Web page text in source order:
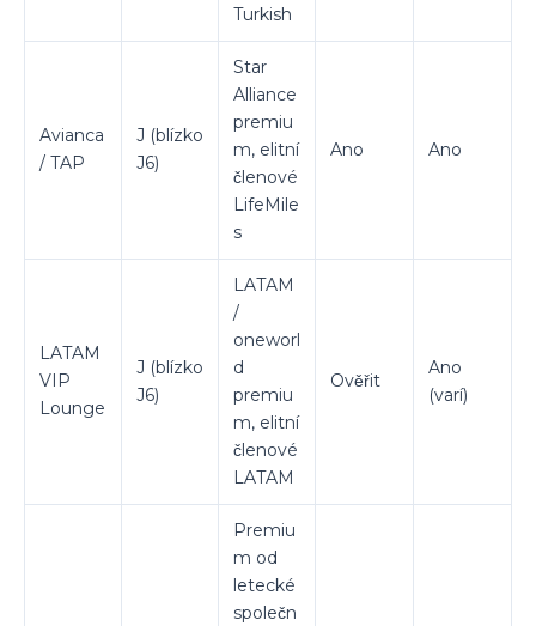
Turkish
Avianca
/ TAP
J (blízko
J6)
Star
Alliance
premiu
m, elitní
členové
LifeMile
s
Ano Ano
LATAM
VIP
Lounge
J (blízko
J6)
LATAM
/
oneworl
d
premiu
m, elitní
členové
LATAM
Ověřit
Ano
(varí)
Premiu
m od
letecké
společn